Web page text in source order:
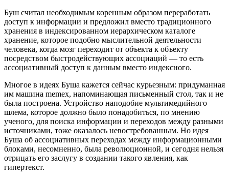
Буш считал необходимым коренным образом переработать
доступ к информации и предложил вместо традиционного
хранения в индексированном иерархическом каталоге
хранение, которое подобно мыслительной деятельности
человека, когда мозг переходит от объекта к объекту
посредством быстродействующих ассоциаций — то есть
ассоциативный доступ к данным вместо индексного.
Многое в идеях Буша кажется сейчас курьезным: придуманная
им машина memex, напоминающая письменный стол, так и не
была построена. Устройство наподобие мультимедийного
шлема, которое должно было понадобиться, по мнению
ученого, для поиска информации и переходов между разными
источниками, тоже оказалось невостребованным. Но идея
Буша об ассоциативных переходах между информационными
блоками, несомненно, была революционной, и сегодня нельзя
отрицать его заслугу в создании такого явления, как
гипертекст.